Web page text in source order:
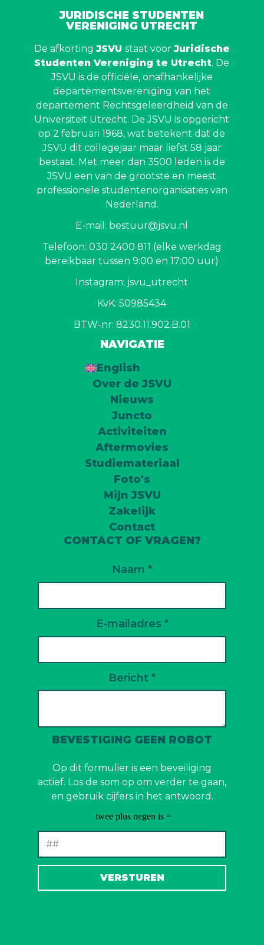
JURIDISCHE STUDENTEN
VERENIGING UTRECHT
De afkorting JSVU staat voor Juridische
Studenten Vereniging te Utrecht. De
JSVU is de officiële, onafhankelijke
departementsvereniging van het
departement Rechtsgeleerdheid van de
Universiteit Utrecht. De JSVU is opgericht
op 2 februari 1968, wat betekent dat de
JSVU dit collegejaar maar liefst 58 jaar
bestaat. Met meer dan 3500 leden is de
JSVU een van de grootste en meest
professionele studentenorganisaties van
Nederland.
E-mail: bestuur@jsvu.nl
Telefoon: 030 2400 811 (elke werkdag
bereikbaar tussen 9:00 en 17:00 uur)
Instagram: jsvu_utrecht
KvK: 50985434
BTW-nr: 8230.11.902.B.01
NAVIGATIE
English
Over de JSVU
Nieuws
Juncto
Activiteiten
Aftermovies
Studiemateriaal
Foto's
Mijn JSVU
Zakelijk
Contact
CONTACT OF VRAGEN?
Naam *
E-mailadres *
Bericht *
BEVESTIGING GEEN ROBOT
Op dit formulier is een beveiliging
actief. Los de som op om verder te gaan,
en gebruik cijfers in het antwoord.